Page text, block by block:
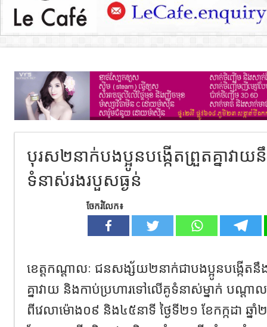
បុរស២នាក់បងប្អូនបង្កើតព្រួតគ្នាវា
ទំនាស់រងរបួសធ្ងន់
ចែករំលែក៖
ខេត្តកណ្តាលៈ ជនសង្ស័យ២នាក់ជាបងប្អូនបង្កើតនឹង
គ្នាវាយ និងកាប់​ប្រហារទៅលើគូទំនាស់ម្នាក់ បណ្តា
ពីវេលាម៉ោង០៩ និង៤៥​នាទី ថ្ងៃទី២១ ខែកក្កដា